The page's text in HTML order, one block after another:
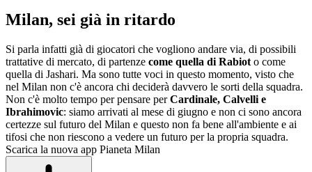
Milan, sei già in ritardo
Si parla infatti già di giocatori che vogliono andare via, di possibili
trattative di mercato, di partenze come quella di Rabiot o come
quella di Jashari. Ma sono tutte voci in questo momento, visto che
nel Milan non c'è ancora chi deciderà davvero le sorti della squadra.
Non c'è molto tempo per pensare perCardinale, Calvelli e
Ibrahimovic: siamo arrivati al mese di giugno e non ci sono ancora
certezze sul futuro del Milan e questo non fa bene all'ambiente e ai
tifosi che non riescono a vedere un futuro per la propria squadra.
Scarica la nuova app Pianeta Milan